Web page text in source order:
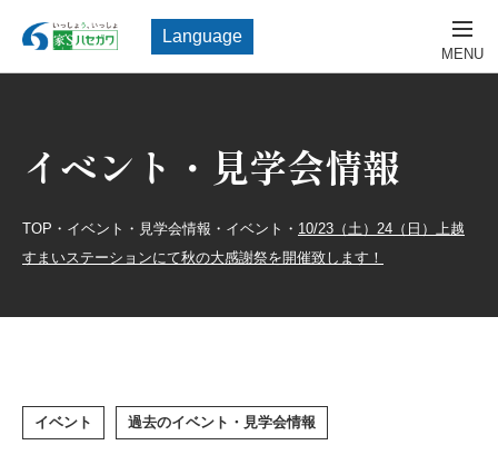
Language
イベント・見学会情報
TOP ・ イベント・見学会情報 ・ イベント ・ 10/23（土）24（日）上越
すまいステーションにて秋の大感謝祭を開催致します！
イベント 過去のイベント・見学会情報